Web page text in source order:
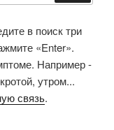
в поиск три
«Enter».
Например -
утром...
связь.